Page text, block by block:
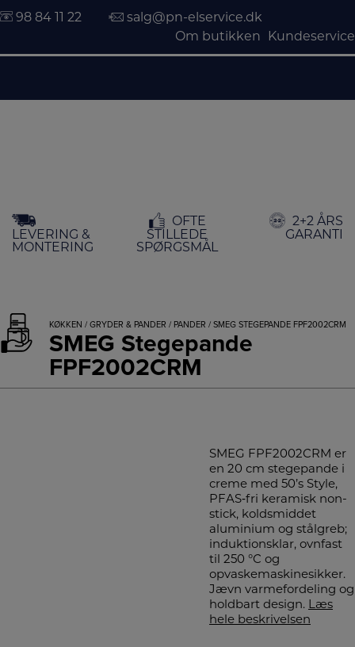
indholdet
98 84 11 22
salg@pn-elservice.dk
Om butikken
Kundeservice
LEVERING &
MONTERING
OFTE
STILLEDE
SPØRGSMÅL
2+2 ÅRS
GARANTI
KØKKEN / GRYDER & PANDER / PANDER / SMEG STEGEPANDE FPF2002CRM
SMEG Stegepande
FPF2002CRM
SMEG FPF2002CRM er
en 20 cm stegepande i
creme med 50’s Style,
PFAS‑fri keramisk non-
stick, koldsmiddet
aluminium og stålgreb;
induktionsklar, ovnfast
til 250 °C og
opvaskemaskinesikker.
Jævn varmefordeling og
holdbart design. Læs
hele beskrivelsen